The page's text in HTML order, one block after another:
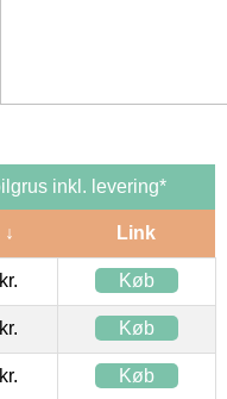
inkl. levering*
Link
Køb
Køb
Køb